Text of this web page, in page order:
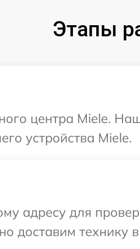
Этапы
центра Miele.
устройства Miele.
адресу для
доставим технику